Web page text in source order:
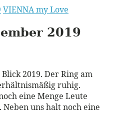
VIENNA my Love
2019
2019. Der Ring am
ruhig.
eine Menge Leute
uns halt noch eine